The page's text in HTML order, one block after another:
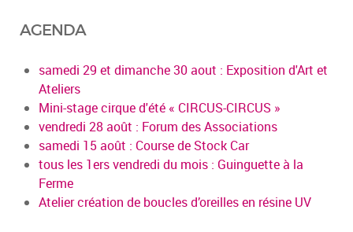
AGENDA
samedi 29 et dimanche 30 aout : Exposition d'Art et
Ateliers
Mini-stage cirque d'été « CIRCUS-CIRCUS »
vendredi 28 août : Forum des Associations
samedi 15 août : Course de Stock Car
tous les 1ers vendredi du mois : Guinguette à la
Ferme
Atelier création de boucles d’oreilles en résine UV